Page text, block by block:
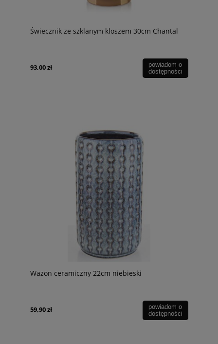
Świecznik ze szklanym kloszem 30cm Chantal
93,00 zł
powiadom o
dostępności
Wazon ceramiczny 22cm niebieski
59,90 zł
powiadom o
dostępności